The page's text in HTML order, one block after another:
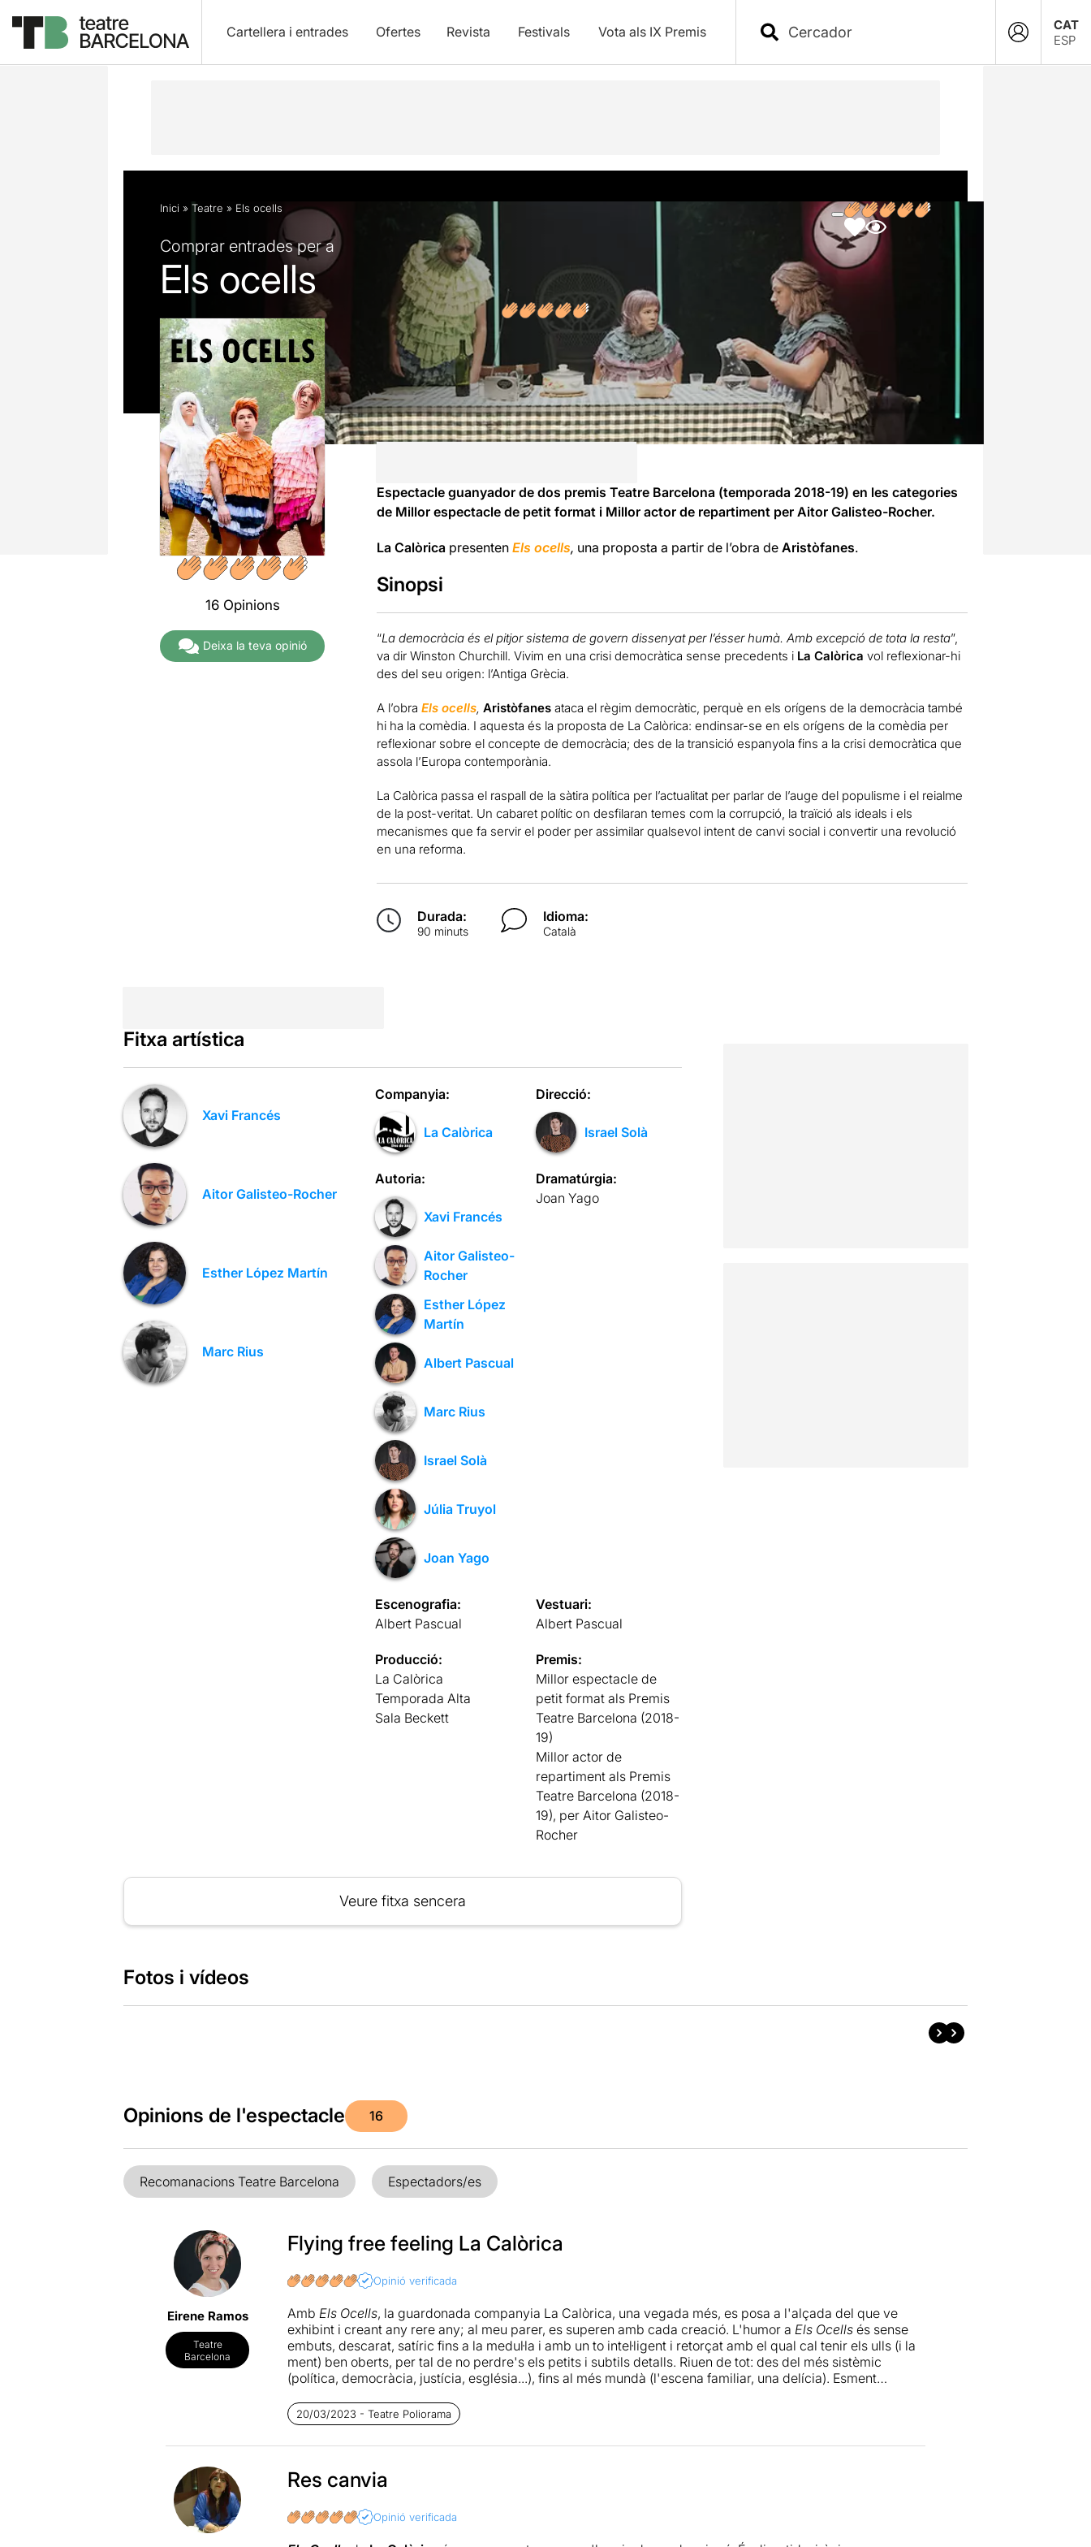
Cartellera i entrades Ofertes Revista Festivals Vota als IX Premis
CAT
ESP
Descripció Fitxa artística Fotos i vídeos Opinions Articles
Inici » Teatre » Els ocells
Comprar entrades per a
Els ocells
16 Opinions
Deixa la teva opinió
Espectacle guanyador de dos premis Teatre Barcelona (temporada 2018-19) en les categories
de Millor espectacle de petit format i Millor actor de repartiment per Aitor Galisteo-Rocher.
La Calòrica presenten Els ocells, una proposta a partir de l’obra de Aristòfanes.
Sinopsi
“La democràcia és el pitjor sistema de govern dissenyat per l’ésser humà. Amb excepció de tota la resta”,
va dir Winston Churchill. Vivim en una crisi democràtica sense precedents i La Calòrica vol reflexionar-hi
des del seu origen: l’Antiga Grècia.
A l’obra Els ocells, Aristòfanesataca el règim democràtic, perquè en els orígens de la democràcia també
hi ha la comèdia. I aquesta és la proposta de La Calòrica: endinsar-se en els orígens de la comèdia per
reflexionar sobre el concepte de democràcia; des de la transició espanyola fins a la crisi democràtica que
assola l’Europa contemporània.
La Calòrica passa el raspall de la sàtira política per l’actualitat per parlar de l’auge del populisme i el reialme
de la post-veritat. Un cabaret polític on desfilaran temes com la corrupció, la traïció als ideals i els
mecanismes que fa servir el poder per assimilar qualsevol intent de canvi social i convertir una revolució
en una reforma.
Durada:
90 minuts
Idioma:
Català
Fitxa artística
Xavi Francés
Aitor Galisteo-Rocher
Esther López Martín
Marc Rius
Companyia:
La Calòrica
Direcció:
Israel Solà
Autoria:
Xavi Francés
Aitor Galisteo-
Rocher
Esther López
Martín
Albert Pascual
Marc Rius
Israel Solà
Júlia Truyol
Joan Yago
Dramatúrgia:
Joan Yago
Escenografia:
Albert Pascual
Vestuari:
Albert Pascual
Producció:
La Calòrica
Temporada Alta
Sala Beckett
Premis:
Millor espectacle de
petit format als Premis
Teatre Barcelona (2018-
19)
Millor actor de
repartiment als Premis
Teatre Barcelona (2018-
19), per Aitor Galisteo-
Rocher
Veure fitxa sencera
Fotos i vídeos
Opinions de l'espectacle 16
Recomanacions Teatre Barcelona Espectadors/es
Eirene Ramos
Teatre
Barcelona
Flying free feeling La Calòrica
Opinió verificada
Amb Els Ocells, la guardonada companyia La Calòrica, una vegada més, es posa a l'alçada del que ve
exhibint i creant any rere any; al meu parer, es superen amb cada creació. L'humor a Els Ocellsés sense
embuts, descarat, satíric fins a la medul·la i amb un to intel·ligent i retorçat amb el qual cal tenir els ulls (i la
ment) ben oberts, per tal de no perdre's els petits i subtils detalls. Riuen de tot: des del més sistèmic
(política, democràcia, justícia, església...), fins al més mundà (l'escena familiar, una delícia). Esment
El desplegament sobre l'escenari dels quatre actors i actriu
López MartíniMarc Riusés increïble, ja que hi ha molts canvis de vestuari i personatges, i ho resolen de
Ritme vertiginós, personatges variadíssims i connexió amb el públic, malgrat la rapidesa de l'obra, el pati
de butaques ni pestanyeja entre riure i riure. Poc més requereix una peça còmica al mateix temps que
satírica, i està calibrada perfectament perquè rebem un missatge que pot semblar absurd, però molt cert:
l'ésser humà seria capaç d'estendre la seva toxicitat fins als racons més insospitats. Si Aristòfanes
20/03/2023 - Teatre Poliorama
Res canvia
Opinió verificada